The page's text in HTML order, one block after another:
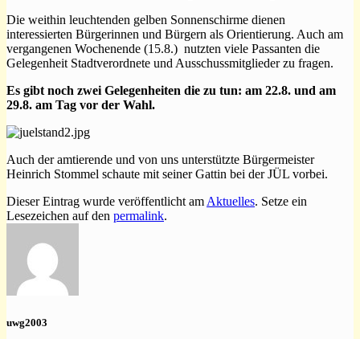
Die weithin leuchtenden gelben Sonnenschirme dienen
interessierten Bürgerinnen und Bürgern als Orientierung. Auch am
vergangenen Wochenende (15.8.) nutzten viele Passanten die
Gelegenheit Stadtverordnete und Ausschussmitglieder zu fragen.
Es gibt noch zwei Gelegenheiten die zu tun: am 22.8. und am
29.8. am Tag vor der Wahl.
Auch der amtierende und von uns unterstützte Bürgermeister
Heinrich Stommel schaute mit seiner Gattin bei der JÜL vorbei.
Dieser Eintrag wurde veröffentlicht am Aktuelles. Setze ein
Lesezeichen auf den permalink.
uwg2003